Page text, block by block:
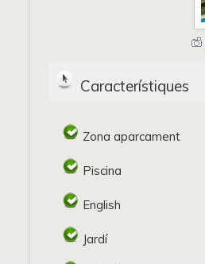
Característiques
Zona aparcament
Piscina
English
Jardí